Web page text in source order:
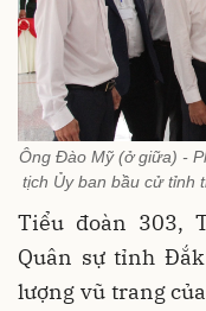
Ông Đào Mỹ (ở giữa) -
tịch Ủy ban bầu cử tỉnh
Tiểu đoàn 303,
Quân sự tỉnh
lượng vũ trang